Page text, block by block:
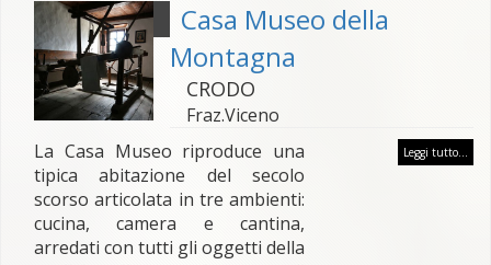
Casa Museo della
Montagna
CRODO
Fraz.Viceno
La Casa Museo riproduce una
tipica abitazione del secolo
scorso articolata in tre ambienti:
cucina, camera e cantina,
arredati con tutti gli oggetti della
Leggi tutto...